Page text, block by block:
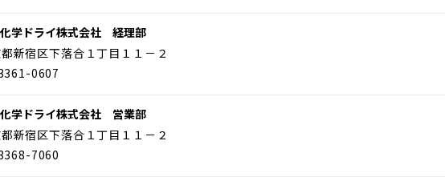
学ドライ株式会社 経理部
新宿区下落合１丁目１１－２
0607
学ドライ株式会社 営業部
新宿区下落合１丁目１１－２
7060